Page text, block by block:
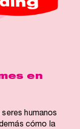
en
humanos
cómo la